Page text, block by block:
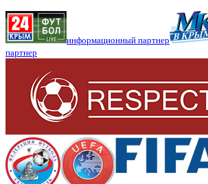
информационный партнер
партнер